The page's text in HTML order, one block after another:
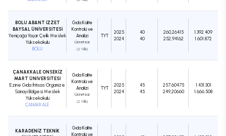
BOLU ABANT İZZET
BAYSAL ÜNİVERSİTESİ
Yeniçağa Yaşar Çelik Meslek
Yüksekokulu
BOLU
Gıda Kalite
Kontrolü ve
Analizi
Ücretsiz
(2 Yıllık)
TYT
2025
2024
40
40
260,26415
252,94162
1.392.409
1.601.872
ÇANAKKALE ONSEKİZ
MART ÜNİVERSİTESİ
Ezine Gıda İhtisas Organize
Sanayi Bölgesi Meslek
Yüksekokulu
ÇANAKKALE
Gıda Kalite
Kontrolü ve
Analizi
Ücretsiz
(2 Yıllık)
TYT
2025
2024
45
45
257,60475
249,20660
1.431.301
1.666.508
KARADENİZ TEKNİK
Gıda Kalite
Kontrolü ve